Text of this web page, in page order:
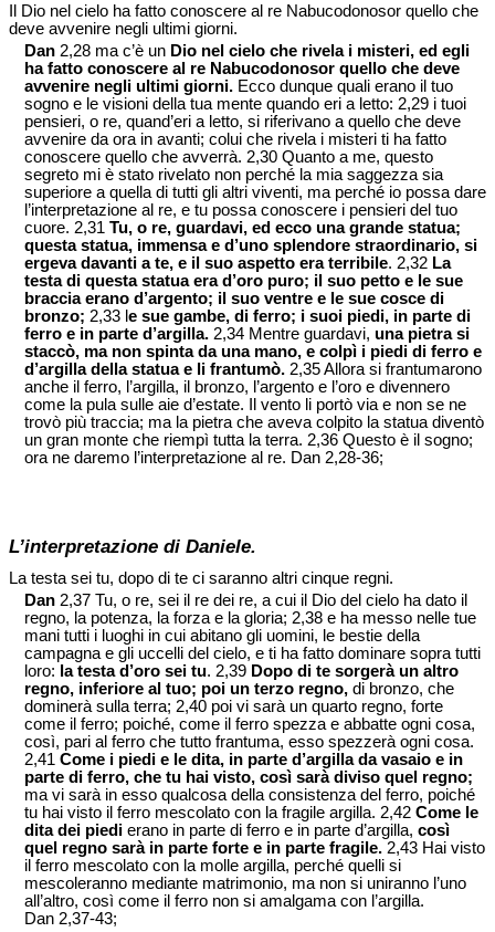
Il Dio nel cielo ha fatto conoscere al re Nabucodonosor quello che
deve avvenire negli ultimi giorni.
Dan 2,28 ma c’è un Dio nel cielo che rivela i misteri, ed egli
ha fatto conoscere al re Nabucodonosor quello che deve
avvenire negli ultimi giorni. Ecco dunque quali erano il tuo
sogno e le visioni della tua mente quando eri a letto: 2,29 i tuoi
pensieri, o re, quand’eri a letto, si riferivano a quello che deve
avvenire da ora in avanti; colui che rivela i misteri ti ha fatto
conoscere quello che avverrà. 2,30 Quanto a me, questo
segreto mi è stato rivelato non perché la mia saggezza sia
superiore a quella di tutti gli altri viventi, ma perché io possa dare
l’interpretazione al re, e tu possa conoscere i pensieri del tuo
cuore. 2,31 Tu, o re, guardavi, ed ecco una grande statua;
questa statua, immensa e d’uno splendore straordinario, si
ergeva davanti a te, e il suo aspetto era terribile. 2,32 La
testa di questa statua era d’oro puro; il suo petto e le sue
braccia erano d’argento; il suo ventre e le sue cosce di
bronzo; 2,33 l e sue gambe, di ferro; i suoi piedi, in parte di
ferro e in parte d’argilla. 2,34 Mentre guardavi, una pietra si
staccò, ma non spinta da una mano, e colpì i piedi di ferro e
d’argilla della statua e li frantumò. 2,35 Allora si frantumarono
anche il ferro, l’argilla, il bronzo, l’argento e l’oro e divennero
come la pula sulle aie d’estate. Il vento li portò via e non se ne
trovò più traccia; ma la pietra che aveva colpito la statua diventò
un gran monte che riempì tutta la terra. 2,36 Questo è il sogno;
ora ne daremo l’interpretazione al re. Dan 2,28-36;
L’interpretazione di Daniele.
La testa sei tu, dopo di te ci saranno altri cinque regni.
Dan 2,37 Tu, o re, sei il re dei re, a cui il Dio del cielo ha dato il
regno, la potenza, la forza e la gloria; 2,38 e ha messo nelle tue
mani tutti i luoghi in cui abitano gli uomini, le bestie della
campagna e gli uccelli del cielo, e ti ha fatto dominare sopra tutti
loro: la testa d’oro sei tu. 2,39 Dopo di te sorgerà un altro
regno, inferiore al tuo; poi un terzo regno, di bronzo, che
dominerà sulla terra; 2,40 poi vi sarà un quarto regno, forte
come il ferro; poiché, come il ferro spezza e abbatte ogni cosa,
così, pari al ferro che tutto frantuma, esso spezzerà ogni cosa.
2,41 Come i piedi e le dita, in parte d’argilla da vasaio e in
parte di ferro, che tu hai visto, così sarà diviso quel regno;
ma vi sarà in esso qualcosa della consistenza del ferro, poiché
tu hai visto il ferro mescolato con la fragile argilla. 2,42 Come le
dita dei piedi erano in parte di ferro e in parte d’argilla, così
quel regno sarà in parte forte e in parte fragile. 2,43 Hai visto
il ferro mescolato con la molle argilla, perché quelli si
mescoleranno mediante matrimonio, ma non si uniranno l’uno
all’altro, così come il ferro non si amalgama con l’argilla.
Dan 2,37-43;